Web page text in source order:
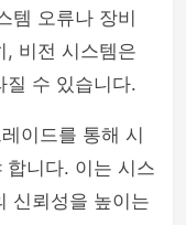
템 오류나 장비
, 비전 시스템은
질 수 있습니다.
이드를 통해 시
합니다. 이는 시스
신뢰성을 높이는